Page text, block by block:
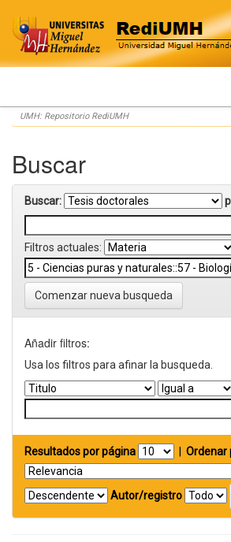
Skip
navigation
UMH: Repositorio RediUMH
Buscar
Buscar:
Filtros actuales:
Comenzar nueva busqueda
Añadir filtros:
Usa los filtros para afinar la busqueda.
Resultados por página
Ordenar
Autor/registro